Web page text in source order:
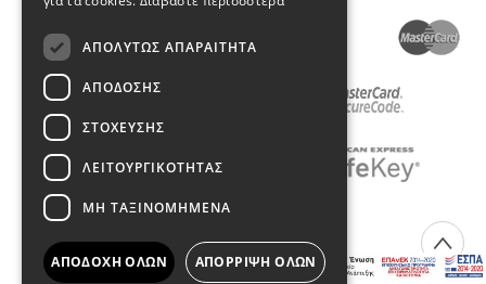
COPYRIGHT © 2026 DIMIOURGIKO VILDIRIDIS
ΑΠΟΛΎΤΩΣ ΑΠΑΡΑΊΤΗΤΑ
ΑΠΌΔΟΣΗΣ
ΣΤΌΧΕΥΣΗΣ
ΛΕΙΤΟΥΡΓΙΚΌΤΗΤΑΣ
ΜΗ ΤΑΞΙΝΟΜΗΜΈΝΑ
ΑΠΟΔΟΧΉ ΌΛΩΝ ΑΠΌΡΡΙΨΗ ΌΛΩΝ